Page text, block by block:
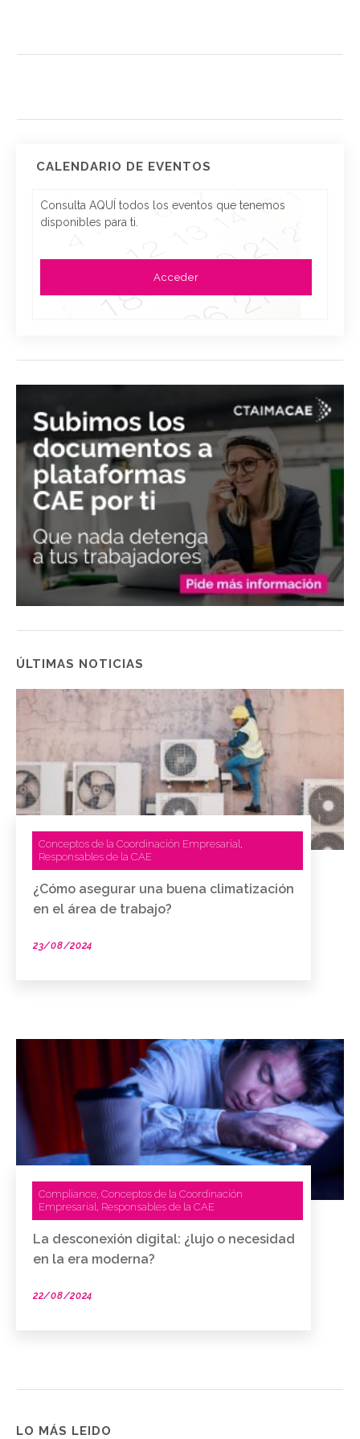
CALENDARIO DE EVENTOS
Consulta AQUÍ todos los eventos que tenemos
disponibles para ti.
Acceder
ÚLTIMAS NOTICIAS
Conceptos de la Coordinación Empresarial ,
Responsables de la CAE
¿Cómo asegurar una buena climatización
en el área de trabajo?
23/08/2024
Compliance, Conceptos de la Coordinación
Empresarial , Responsables de la CAE
La desconexión digital: ¿lujo o necesidad
en la era moderna?
22/08/2024
LO MÁS LEIDO